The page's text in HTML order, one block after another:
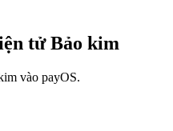
tử Bảo kim
vào payOS.